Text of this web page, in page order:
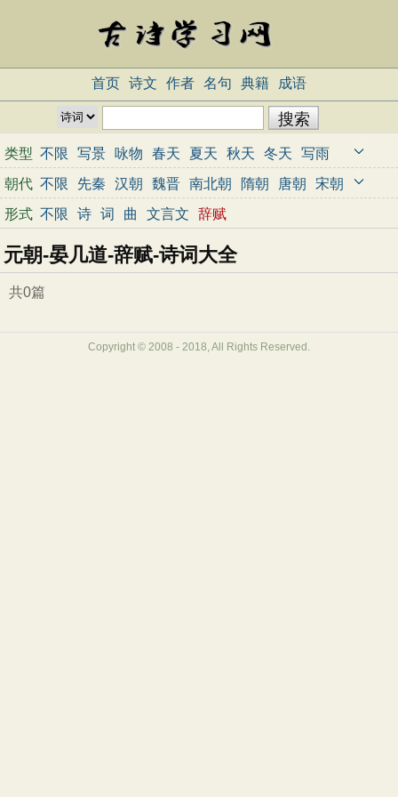
首页 诗文 作者 名句 典籍 成语
类型 不限 写景 咏物 春天 夏天 秋天 冬天
写雨
写雪
写风 写花 梅花 荷花 菊花 柳树
月亮
山水 写山 写水 长江 黄河 儿童 写鸟
写马
田园 边塞 地名 抒情 爱国 离别 送别 思乡
思念
爱情 励志 哲理 闺怨 悼亡
母亲 友情 战争 读书 惜时 婉约 豪放 诗经
民谣
咏史怀古 宋词精选 小学古诗 初中古诗
朝代 不限 先秦 汉朝 魏晋 南北朝 隋朝 唐朝
宋朝
元朝
明朝 清朝 近代 当代
形式 不限 诗 词 曲 文言文 辞赋
元朝-晏几道-辞赋-诗词大全
共0篇
Copyright © 2008 - 2018, All Rights Reserved.